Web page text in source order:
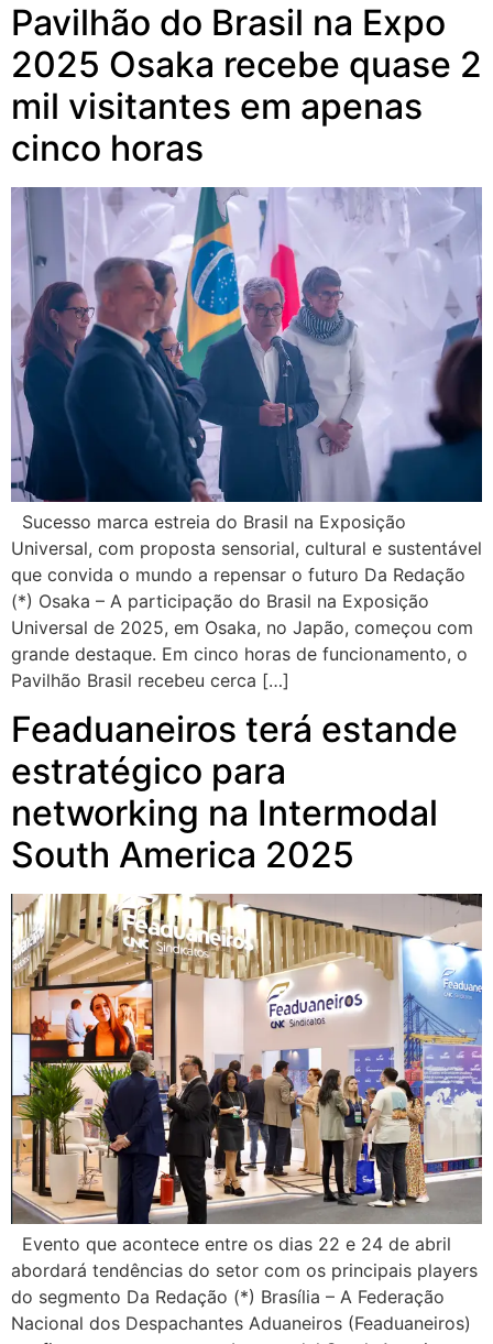
Pavilhão do Brasil na Expo
2025 Osaka recebe quase 2
mil visitantes em apenas
cinco horas
Sucesso marca estreia do Brasil na Exposição
Universal, com proposta sensorial, cultural e sustentável
que convida o mundo a repensar o futuro Da Redação
(*) Osaka – A participação do Brasil na Exposição
Universal de 2025, em Osaka, no Japão, começou com
grande destaque. Em cinco horas de funcionamento, o
Pavilhão Brasil recebeu cerca […]
Feaduaneiros terá estande
estratégico para
networking na Intermodal
South America 2025
Evento que acontece entre os dias 22 e 24 de abril
abordará tendências do setor com os principais players
do segmento Da Redação (*) Brasília – A Federação
Nacional dos Despachantes Aduaneiros (Feaduaneiros)